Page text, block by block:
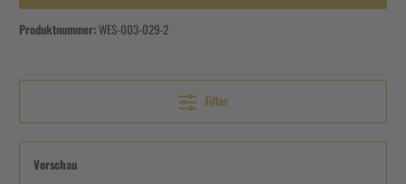
Produktnummer:WES-003-029-2
Filter
Vorschau